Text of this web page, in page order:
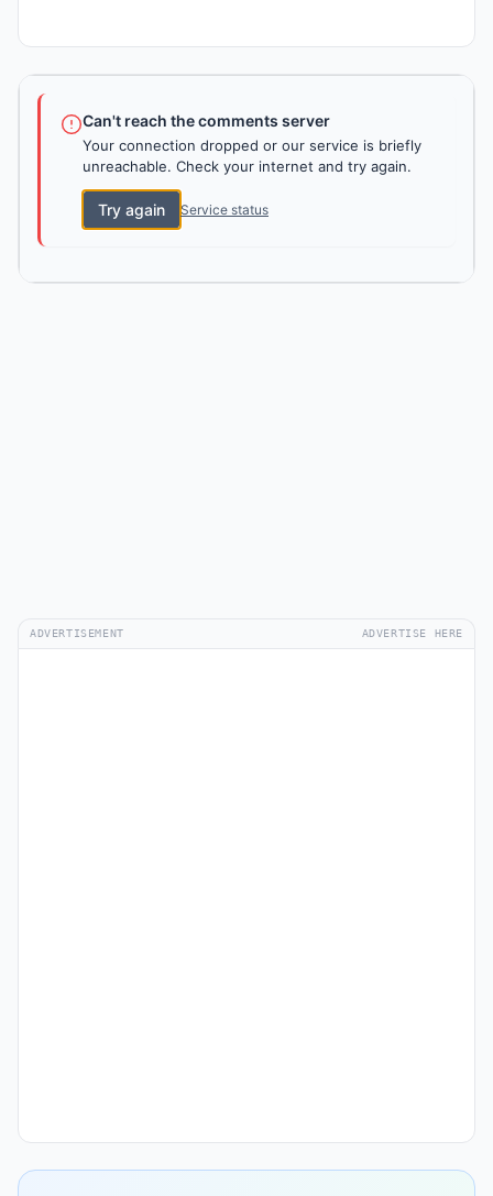
Can't reach the comments server
Your connection dropped or our service is briefly
unreachable. Check your internet and try again.
Try again Service status
ADVERTISEMENT ADVERTISE HERE